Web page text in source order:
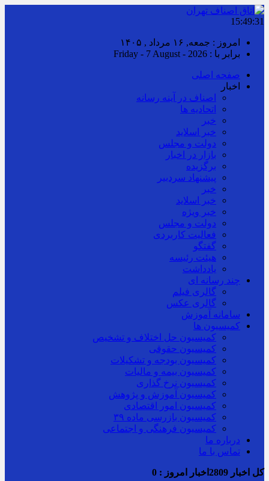
15:49:32
امروز : جمعه, ۱۶ مرداد , ۱۴۰۵
برابر با : Friday - 7 August - 2026
صفحه اصلی
اخبار
اصناف در آینه رسانه
اتحادیه ها
خبر
خبر اسلايد
دولت و مجلس
بازار در اخبار
برگزیده
پیشنهاد سردبیر
خبر
خبر اسلايد
خبر ویژه
دولت و مجلس
فعالیت کاربردی
گفتگو
هیئت رئیسه
یادداشت
چند رسانه ای
گالری فیلم
گالری عکس
سامانه آموزش
کمیسیون ها
کمیسیون حل اختلاف و تشخیص
کمیسیون حقوقی
کمیسیون بودجه و تشکیلات
کمیسیون بیمه و مالیات
کمیسیون نرخ گذاری
کمیسیون آموزش و پژوهش
کمیسیون امور اقتصادی
کمیسیون بازرسی ماده ۳۹
کمیسیون فرهنگی و اجتماعی
درباره ما
تماس با ما
کل اخبار اخبار امروز : 0